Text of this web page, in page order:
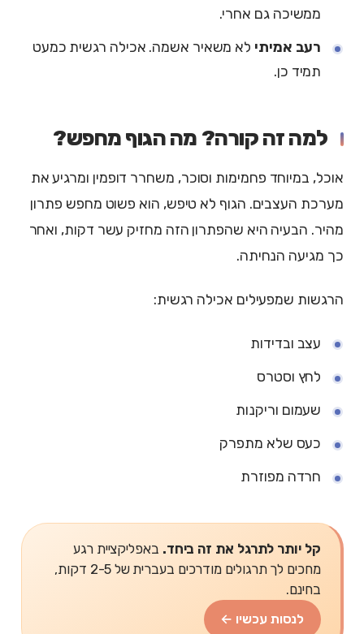
ממשיכה גם אחרי.
רעב אמיתי לא משאיר אשמה. אכילה רגשית כמעט
תמיד כן.
למה זה קורה? מה הגוף מחפש?
אוכל, במיוחד פחמימות וסוכר, משחרר דופמין ומרגיע את
מערכת העצבים. הגוף לא טיפש, הוא פשוט מחפש פתרון
מהיר. הבעיה היא שהפתרון הזה מחזיק עשר דקות, ואחר
כך מגיעה הנחיתה.
הרגשות שמפעילים אכילה רגשית:
עצב ובדידות
לחץ וסטרס
שעמום וריקנות
כעס שלא מתפרק
חרדה מפוזרת
קל יותר לתרגל את זה ביחד. באפליקציית רגע
מחכים לך תרגולים מודרכים בעברית של 2-5 דקות,
בחינם.
לנסות עכשיו ←